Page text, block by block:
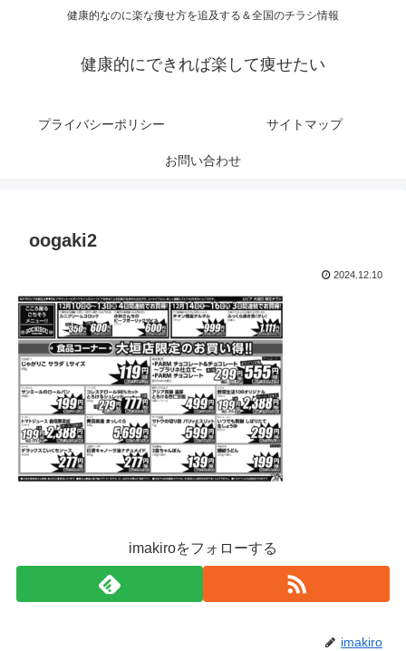
健康的なのに楽な痩せ方を追及する＆全国のチラシ情報
健康的にできれば楽して痩せたい
プライバシーポリシー サイトマップ
お問い合わせ
oogaki2
2024.12.10
imakiroをフォローする
imakiro